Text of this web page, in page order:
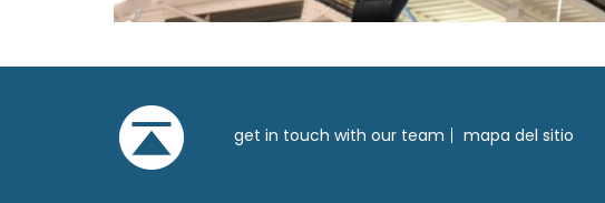
get in touch with our team mapa del sitio